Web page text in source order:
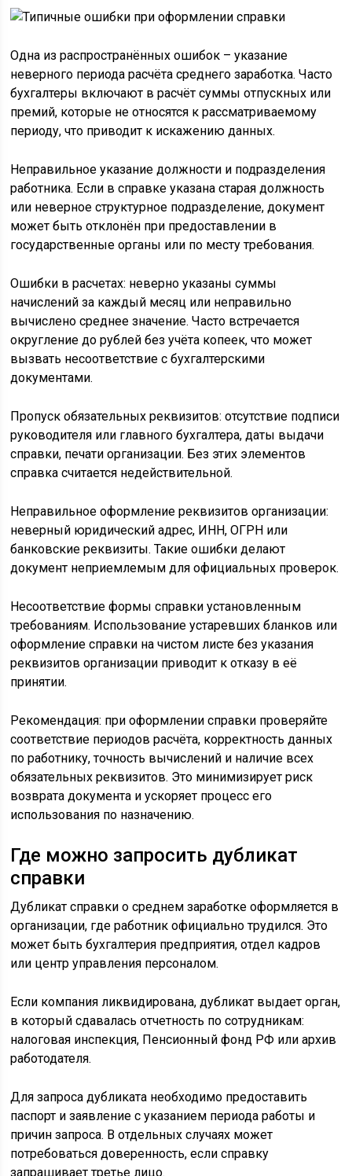
Одна из распространённых ошибок – указание
неверного периода расчёта среднего заработка. Часто
бухгалтеры включают в расчёт суммы отпускных или
премий, которые не относятся к рассматриваемому
периоду, что приводит к искажению данных.
Неправильное указание должности и подразделения
работника. Если в справке указана старая должность
или неверное структурное подразделение, документ
может быть отклонён при предоставлении в
государственные органы или по месту требования.
Ошибки в расчетах: неверно указаны суммы
начислений за каждый месяц или неправильно
вычислено среднее значение. Часто встречается
округление до рублей без учёта копеек, что может
вызвать несоответствие с бухгалтерскими
документами.
Пропуск обязательных реквизитов: отсутствие подписи
руководителя или главного бухгалтера, даты выдачи
справки, печати организации. Без этих элементов
справка считается недействительной.
Неправильное оформление реквизитов организации:
неверный юридический адрес, ИНН, ОГРН или
банковские реквизиты. Такие ошибки делают
документ неприемлемым для официальных проверок.
Несоответствие формы справки установленным
требованиям. Использование устаревших бланков или
оформление справки на чистом листе без указания
реквизитов организации приводит к отказу в её
принятии.
Рекомендация: при оформлении справки проверяйте
соответствие периодов расчёта, корректность данных
по работнику, точность вычислений и наличие всех
обязательных реквизитов. Это минимизирует риск
возврата документа и ускоряет процесс его
использования по назначению.
Где можно запросить дубликат
справки
Дубликат справки о среднем заработке оформляется в
организации, где работник официально трудился. Это
может быть бухгалтерия предприятия, отдел кадров
или центр управления персоналом.
Если компания ликвидирована, дубликат выдает орган,
в который сдавалась отчетность по сотрудникам:
налоговая инспекция, Пенсионный фонд РФ или архив
работодателя.
Для запроса дубликата необходимо предоставить
паспорт и заявление с указанием периода работы и
причин запроса. В отдельных случаях может
потребоваться доверенность, если справку
запрашивает третье лицо.